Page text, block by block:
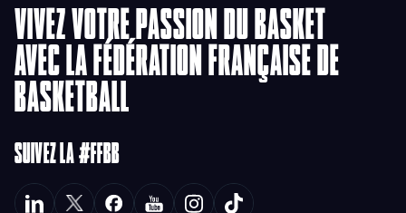
VIVEZ VOTRE PASSION DU BASKET
AVEC LA FÉDÉRATION FRANÇAISE DE
BASKETBALL
SUIVEZ LA #FFBB